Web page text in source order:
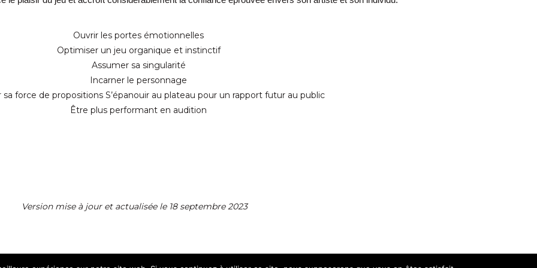
Ouvrir les portes émotionnelles
Optimiser un jeu organique et instinctif
Assumer sa singularité
Incarner le personnage
sa force de propositions S’épanouir au plateau pour un rapport futur au public
Être plus performant en audition
Version mise à jour et actualisée le 18 septembre 2023